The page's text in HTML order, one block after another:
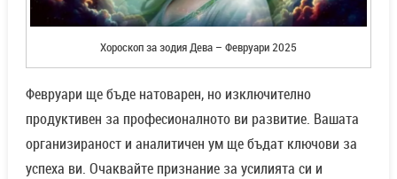
Хороскоп за зодия Дева – Февруари 2025
Февруари ще бъде натоварен, но изключително
продуктивен за професионалното ви развитие. Вашата
организираност и аналитичен ум ще бъдат ключови за
успеха ви. Очаквайте признание за усилията си и